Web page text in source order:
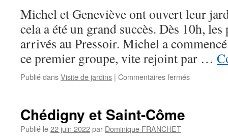
Michel et Geneviève ont ouvert leur
cela a été un grand succès. Dès 10h,
arrivés au Pressoir. Michel a
ce premier groupe, vite rejoint par …
Publié dansVisite de jardins | Commentaires ferméssur
Chédigny et Saint-Côme
Publié le22 juin 2022par Dominique FRANCHET